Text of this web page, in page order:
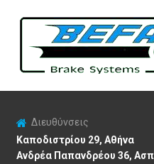
Διευθύνσεις
Καποδιστρίου 29, Αθήνα
Ανδρέα Παπανδρέου 36,